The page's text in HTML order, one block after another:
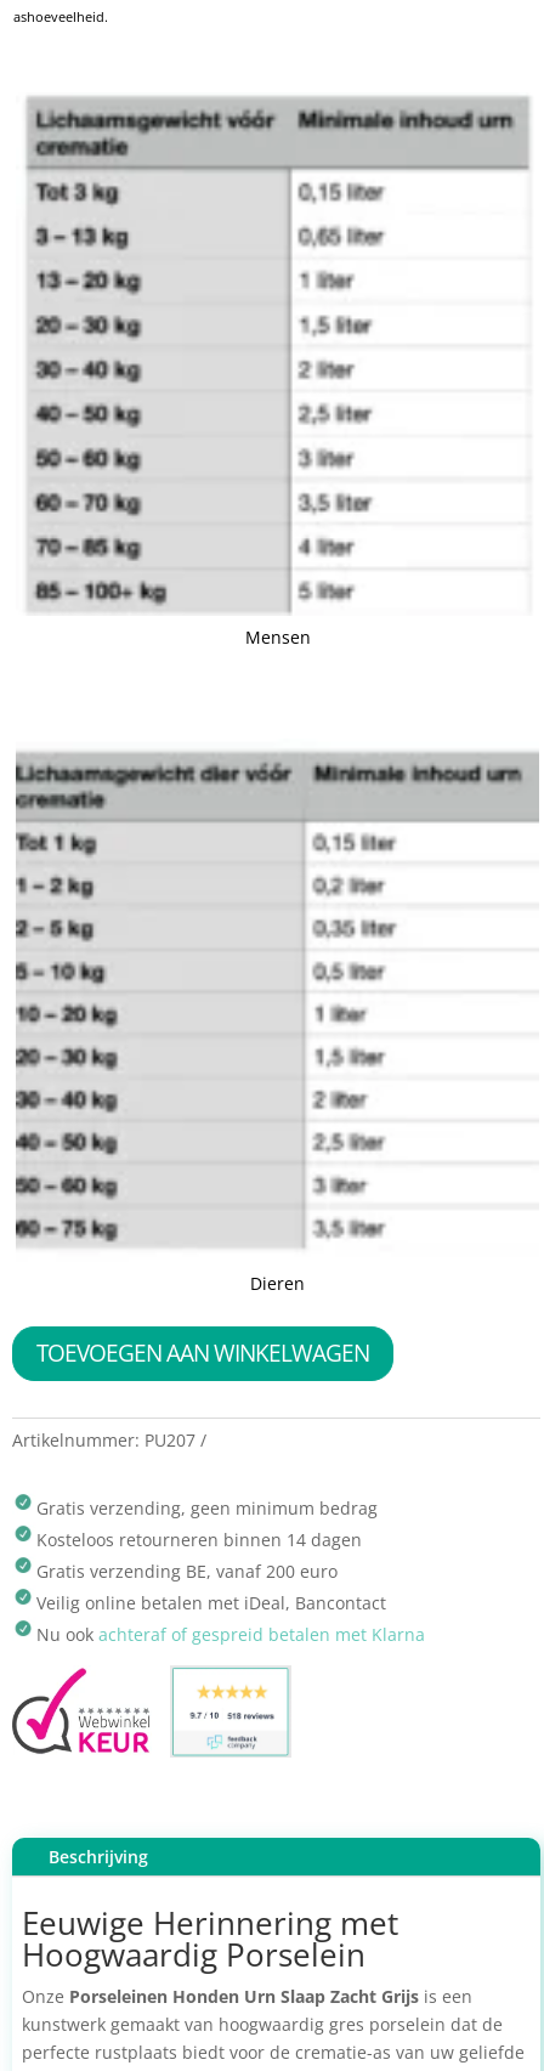
ashoeveelheid.
Mensen
Dieren
TOEVOEGEN AAN WINKELWAGEN
Artikelnummer: PU207
Gratis verzending, geen minimum bedrag
Kosteloos retourneren binnen 14 dagen
Gratis verzending BE, vanaf 200 euro
Veilig online betalen met iDeal, Bancontact
Nu ook achteraf of gespreid betalen met Klarna
Beschrijving
Eeuwige Herinnering met
Hoogwaardig Porselein
Onze Porseleinen Honden Urn Slaap Zacht Grijs is een
kunstwerk gemaakt van hoogwaardig gres porselein dat de
perfecte rustplaats biedt voor de crematie-as van uw geliefde